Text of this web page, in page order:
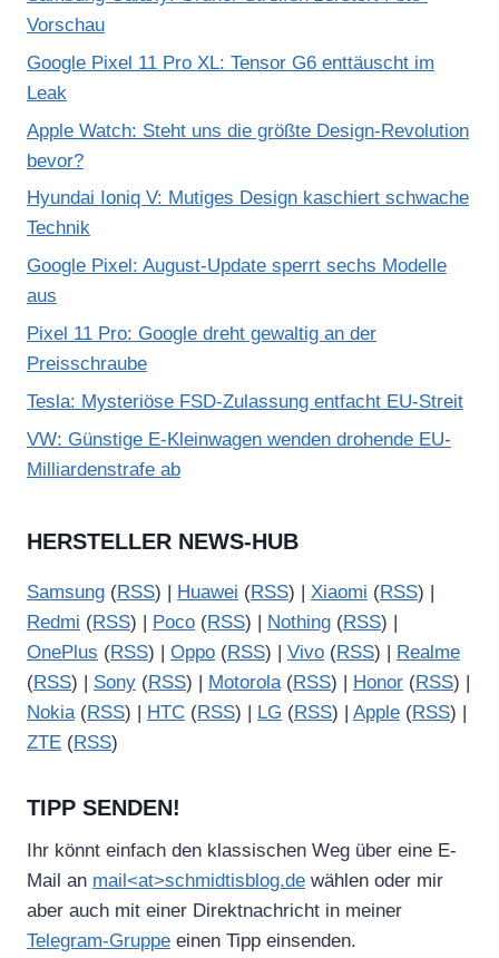
Vorschau
Google Pixel 11 Pro XL: Tensor G6 enttäuscht im
Leak
Apple Watch: Steht uns die größte Design-Revolution
bevor?
Hyundai Ioniq V: Mutiges Design kaschiert schwache
Technik
Google Pixel: August-Update sperrt sechs Modelle
aus
Pixel 11 Pro: Google dreht gewaltig an der
Preisschraube
Tesla: Mysteriöse FSD-Zulassung entfacht EU-Streit
VW: Günstige E-Kleinwagen wenden drohende EU-
Milliardenstrafe ab
HERSTELLER NEWS-HUB
Samsung (RSS) | Huawei (RSS) | Xiaomi (RSS) |
Redmi (RSS) | Poco (RSS) | Nothing (RSS) |
OnePlus (RSS) | Oppo (RSS) | Vivo (RSS) |
Realme
(RSS) | Sony (RSS) | Motorola(RSS) | Honor (RSS) |
Nokia(RSS) | HTC (RSS) | LG (RSS) | Apple (RSS) |
ZTE (RSS)
TIPP SENDEN!
Ihr könnt einfach den klassischen Weg über eine E-
Mail an mail<at>schmidtisblog.de wählen oder mir
aber auch mit einer Direktnachricht in meiner
Telegram-Gruppe einen Tipp einsenden.